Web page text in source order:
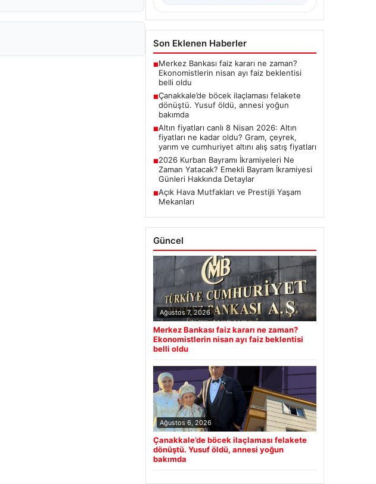
Son Eklenen Haberler
■Merkez Bankası faiz kararı ne zaman?
Ekonomistlerin nisan ayı faiz beklentisi
belli oldu
■Çanakkale’de böcek ilaçlaması felakete
dönüştü. Yusuf öldü, annesi yoğun
bakımda
■Altın fiyatları canlı 8 Nisan 2026: Altın
fiyatları ne kadar oldu? Gram, çeyrek,
yarım ve cumhuriyet altını alış satış fiyatları
■2026 Kurban Bayramı İkramiyeleri Ne
Zaman Yatacak? Emekli Bayram İkramiyesi
Günleri Hakkında Detaylar
■Açık Hava Mutfakları ve Prestijli Yaşam
Mekanları
Güncel
Ağustos 7, 2026
Merkez Bankası faiz kararı ne zaman?
Ekonomistlerin nisan ayı faiz beklentisi
belli oldu
Ağustos 6, 2026
Çanakkale’de böcek ilaçlaması felakete
dönüştü. Yusuf öldü, annesi yoğun
bakımda